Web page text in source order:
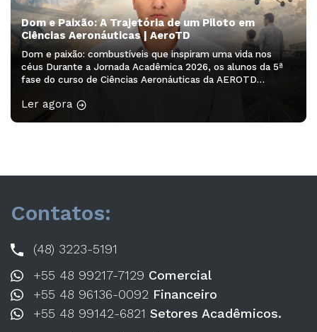
Dom e Paixão: A Trajetória de um Piloto em
Ciências Aeronáuticas | AeroTD
Dom e paixão: combustíveis que inspiram uma vida nos
céus Durante a Jornada Acadêmica 2026, os alunos da 5ª
fase do curso de Ciências Aeronáuticas da AEROTD
edição”, ministrado pela professora Drª Franciele Rodrigues
Ler agora
Contatos:
(48) 3223-5191
+55 48 99217-7129 Comercial
+55 48 96136-0092 Financeiro
+55 48 99142-6821 Setores Acadêmicos.